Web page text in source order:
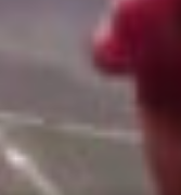
Kommentar entfernt.
oder "http://" in URLs